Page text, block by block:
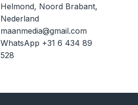
Helmond, Noord Brabant,
Nederland
maanmedia@gmail.com
WhatsApp +31 6 434 89
528